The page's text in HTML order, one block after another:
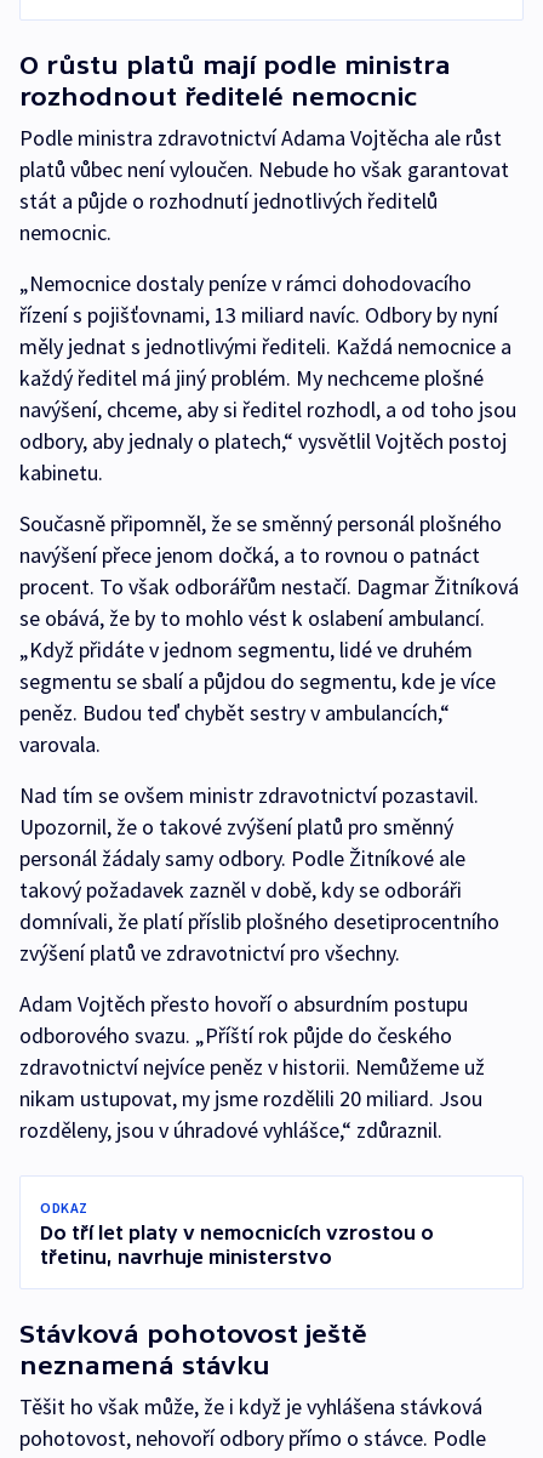
O růstu platů mají podle ministra
rozhodnout ředitelé nemocnic
Podle ministra zdravotnictví Adama Vojtěcha ale růst
platů vůbec není vyloučen. Nebude ho však garantovat
stát a půjde o rozhodnutí jednotlivých ředitelů
nemocnic.
„Nemocnice dostaly peníze v rámci dohodovacího
řízení s pojišťovnami, 13 miliard navíc. Odbory by nyní
měly jednat s jednotlivými řediteli. Každá nemocnice a
každý ředitel má jiný problém. My nechceme plošné
navýšení, chceme, aby si ředitel rozhodl, a od toho jsou
odbory, aby jednaly o platech,“ vysvětlil Vojtěch postoj
kabinetu.
Současně připomněl, že se směnný personál plošného
navýšení přece jenom dočká, a to rovnou o patnáct
procent. To však odborářům nestačí. Dagmar Žitníková
se obává, že by to mohlo vést k oslabení ambulancí.
„Když přidáte v jednom segmentu, lidé ve druhém
segmentu se sbalí a půjdou do segmentu, kde je více
peněz. Budou teď chybět sestry v ambulancích,“
varovala.
Nad tím se ovšem ministr zdravotnictví pozastavil.
Upozornil, že o takové zvýšení platů pro směnný
personál žádaly samy odbory. Podle Žitníkové ale
takový požadavek zazněl v době, kdy se odboráři
domnívali, že platí příslib plošného desetiprocentního
zvýšení platů ve zdravotnictví pro všechny.
Adam Vojtěch přesto hovoří o absurdním postupu
odborového svazu. „Příští rok půjde do českého
zdravotnictví nejvíce peněz v historii. Nemůžeme už
nikam ustupovat, my jsme rozdělili 20 miliard. Jsou
rozděleny, jsou v úhradové vyhlášce,“ zdůraznil.
ODKAZ
Do tří let platy v nemocnicích vzrostou o
třetinu, navrhuje ministerstvo
Stávková pohotovost ještě
neznamená stávku
Těšit ho však může, že i když je vyhlášena stávková
pohotovost, nehovoří odbory přímo o stávce. Podle